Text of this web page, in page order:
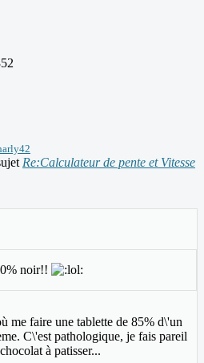
Re:Calculateur de pente et Vitesse
noir!!
me faire une tablette de 85% d\'un
C\'est pathologique, je fais pareil
à patisser...